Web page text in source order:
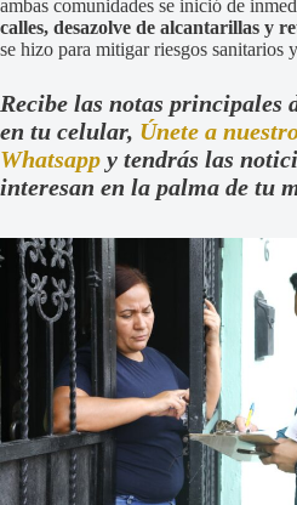
ambas comunidades se inició de
calles, desazolve de alcantarillas y
se hizo para mitigar riesgos sanitarios
Recibe las notas
en tu celular, Únete a
Whatsapp y tendrás las
interesan en la palma de tu